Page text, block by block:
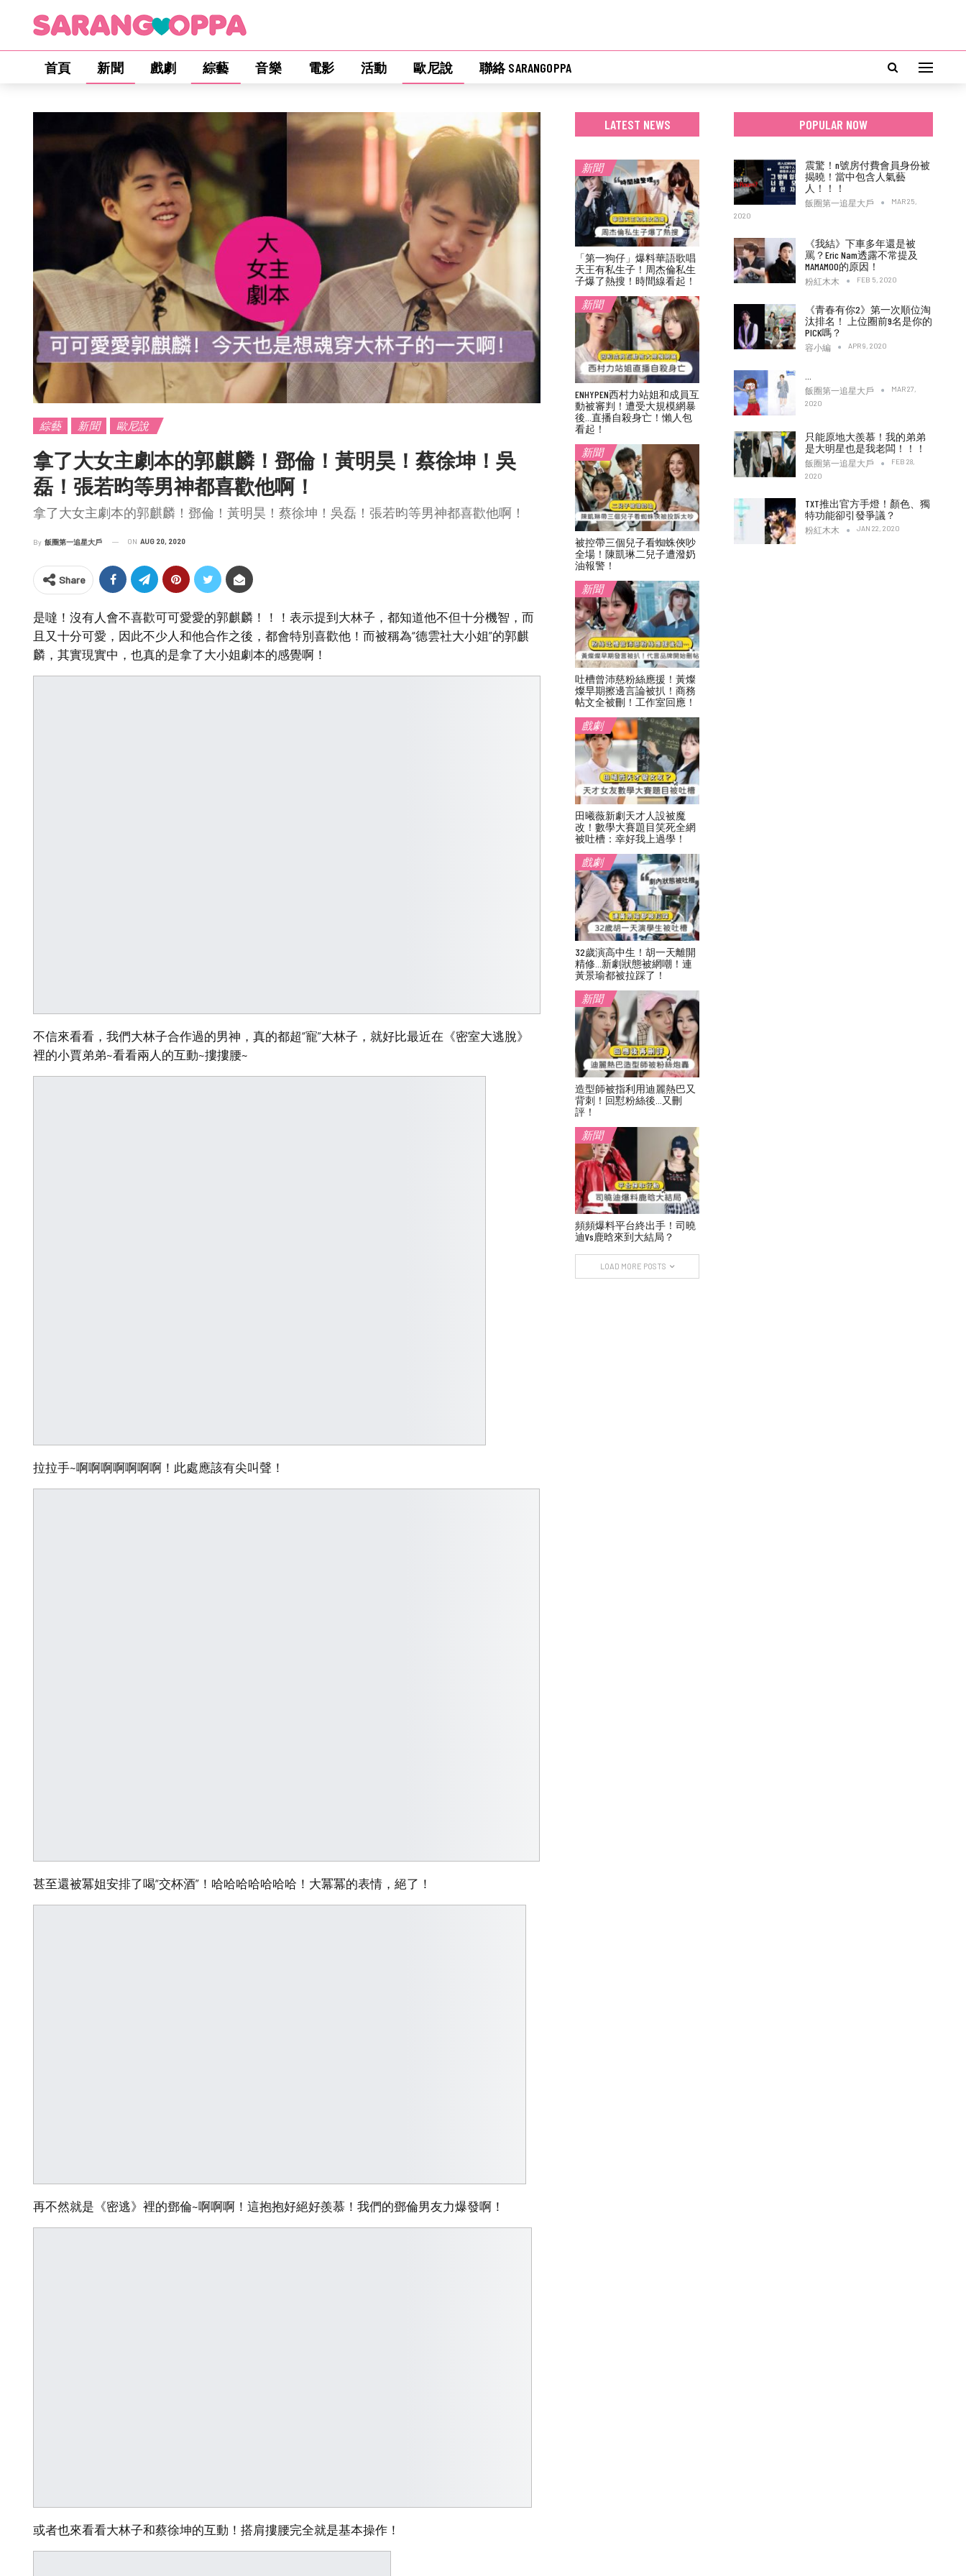
首頁 新聞 戲劇 綜藝 音樂 電影 活動 歐尼說 聯絡 SARANGOPPA
綜藝 新聞 歐尼說
拿了大女主劇本的郭麒麟！鄧倫！黃明昊！蔡徐坤！吳
磊！張若昀等男神都喜歡他啊！
拿了大女主劇本的郭麒麟！鄧倫！黃明昊！蔡徐坤！吳磊！張若昀等男神都喜歡他啊！
By 飯圈第一追星大戶 ON AUG 20, 2020
Share
是噠！沒有人會不喜歡可可愛愛的郭麒麟！！！表示提到大林子，都知道他不但十分機智，而
且又十分可愛，因此不少人和他合作之後，都會特別喜歡他！而被稱為“德雲社大小姐”的郭麒
麟，其實現實中，也真的是拿了大小姐劇本的感覺啊！
不信來看看，我們大林子合作過的男神，真的都超“寵”大林子，就好比最近在《密室大逃脫》
裡的小賈弟弟~看看兩人的互動~摟摟腰~
拉拉手~啊啊啊啊啊啊啊！此處應該有尖叫聲！
甚至還被冪姐安排了喝“交杯酒”！哈哈哈哈哈哈哈！大冪冪的表情，絕了！
再不然就是《密逃》裡的鄧倫~啊啊啊！這抱抱好絕好羨慕！我們的鄧倫男友力爆發啊！
或者也來看看大林子和蔡徐坤的互動！搭肩摟腰完全就是基本操作！
POPULAR NOW
震驚！n號房付費會員身份被
揭曉！當中包含人氣藝
人！！！
飯圈第一追星大戶
MAR 25,
2020
《我結》下車多年還是被
罵？Eric Nam透露不常提及
MAMAMOO的原因！
粉紅木木 FEB 5, 2020
《青春有你2》第一次順位淘
汰排名！ 上位圈前9名是你的
PICK嗎？
容小編 APR 9, 2020
飯圈第一追星大戶
MAR 27,
2020
只能原地大羨慕！我的弟弟
是大明星也是我老闆！！！
飯圈第一追星大戶
FEB 28,
2020
TXT推出官方手燈！顏色、獨
特功能卻引發爭議？
粉紅木木 JAN 22, 2020
LATEST NEWS
新聞
「第一狗仔」爆料華語歌唱
天王有私生子！周杰倫私生
子爆了熱搜！時間線看起！
新聞
ENHYPEN西村力站姐和成員互
動被審判！遭受大規模網暴
後…直播自殺身亡！懶人包
看起！
新聞
被控帶三個兒子看蜘蛛俠吵
全場！陳凱琳二兒子遭潑奶
油報警！
新聞
吐槽曾沛慈粉絲應援！黃燦
燦早期擦邊言論被扒！商務
帖文全被刪！工作室回應！
戲劇
田曦薇新劇天才人設被魔
改！數學大賽題目笑死全網
被吐槽：幸好我上過學！
戲劇
32歲演高中生！胡一天離開
精修…新劇狀態被網嘲！連
黃景瑜都被拉踩了！
新聞
造型師被指利用迪麗熱巴又
背刺！回懟粉絲後…又刪
評！
新聞
頻頻爆料平台終出手！司曉
迪vs鹿晗來到大結局？
LOAD MORE POSTS